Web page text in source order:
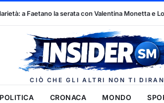
Valentina Monetta e Lorenzo Pagani Il
CIÒ CHE GLI ALTRI NON TI
POLITICA CRONACA MONDO